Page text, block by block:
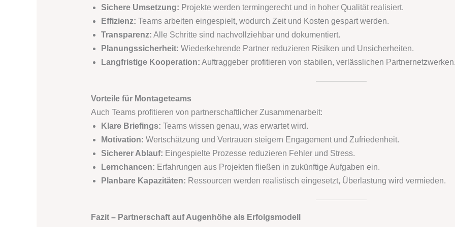
Sichere Umsetzung: Projekte werden termingerecht und in hoher Qualität realisiert.
Effizienz: Teams arbeiten eingespielt, wodurch Zeit und Kosten gespart werden.
Transparenz: Alle Schritte sind nachvollziehbar und dokumentiert.
Planungssicherheit: Wiederkehrende Partner reduzieren Risiken und Unsicherheiten.
Langfristige Kooperation: Auftraggeber profitieren von stabilen, verlässlichen
Vorteile für Montageteams
Auch Teams profitieren von partnerschaftlicher Zusammenarbeit:
Klare Briefings: Teams wissen genau, was erwartet wird.
Motivation: Wertschätzung und Vertrauen steigern Engagement und Zufriedenheit.
Sicherer Ablauf: Eingespielte Prozesse reduzieren Fehler und Stress.
Lernchancen: Erfahrungen aus Projekten fließen in zukünftige Aufgaben ein.
Planbare Kapazitäten: Ressourcen werden realistisch eingesetzt, Überlastung wird vermieden.
Fazit – Partnerschaft auf Augenhöhe als Erfolgsmodell